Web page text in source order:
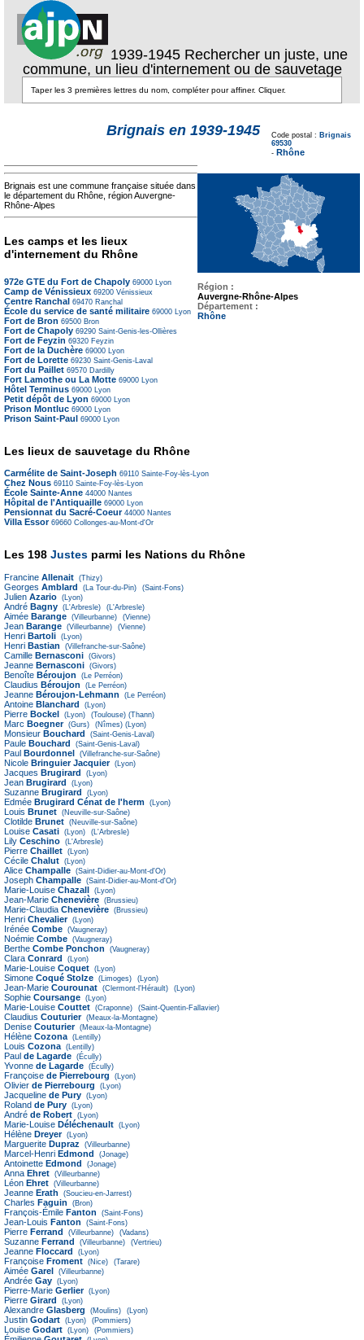
1939-1945 Rechercher un juste, une
commune, un lieu d'internement ou de sauvetage
Brignais en 1939-1945
Code postal : Brignais
69530
- Rhône
Région :
Auvergne-Rhône-Alpes
Département :
Rhône
Brignais est une commune française située dans
le département du Rhône, région Auvergne-
Rhône-Alpes
Les camps et les lieux
d'internement du Rhône
972e GTE du Fort de Chapoly 69000 Lyon
Camp de Vénissieux 69200 Vénissieux
Centre Ranchal 69470 Ranchal
École du service de santé militaire 69000 Lyon
Fort de Bron 69500 Bron
Fort de Chapoly 69290 Saint-Genis-les-Ollières
Fort de Feyzin 69320 Feyzin
Fort de la Duchère 69000 Lyon
Fort de Lorette 69230 Saint-Genis-Laval
Fort du Paillet 69570 Dardilly
Fort Lamothe ou La Motte 69000 Lyon
Hôtel Terminus 69000 Lyon
Petit dépôt de Lyon 69000 Lyon
Prison Montluc 69000 Lyon
Prison Saint-Paul 69000 Lyon
Les lieux de sauvetage du Rhône
Carmélite de Saint-Joseph 69110 Sainte-Foy-lès-Lyon
Chez Nous 69110 Sainte-Foy-lès-Lyon
École Sainte-Anne 44000 Nantes
Hôpital de l'Antiquaille 69000 Lyon
Pensionnat du Sacré-Coeur 44000 Nantes
Villa Essor 69660 Collonges-au-Mont-d'Or
Les 198 Justes parmi les Nations du Rhône
Francine Allenait (Thizy)
Georges Amblard (La Tour-du-Pin) (Saint-Fons)
Julien Azario (Lyon)
André Bagny (L'Arbresle) (L'Arbresle)
Aimée Barange (Villeurbanne) (Vienne)
Jean Barange (Villeurbanne) (Vienne)
Henri Bartoli (Lyon)
Henri Bastian (Villefranche-sur-Saône)
Camille Bernasconi (Givors)
Jeanne Bernasconi (Givors)
Benoîte Béroujon (Le Perréon)
Claudius Béroujon (Le Perréon)
Jeanne Béroujon-Lehmann (Le Perréon)
Antoine Blanchard (Lyon)
Pierre Bockel (Lyon) (Toulouse) (Thann)
Marc Boegner (Gurs) (Nîmes) (Lyon)
Monsieur Bouchard (Saint-Genis-Laval)
Paule Bouchard (Saint-Genis-Laval)
Paul Bourdonnel (Villefranche-sur-Saône)
Nicole Bringuier Jacquier (Lyon)
Jacques Brugirard (Lyon)
Jean Brugirard (Lyon)
Suzanne Brugirard (Lyon)
Edmée Brugirard Cénat de l'herm (Lyon)
Louis Brunet (Neuville-sur-Saône)
Clotilde Brunet (Neuville-sur-Saône)
Louise Casati (Lyon) (L'Arbresle)
Lily Ceschino (L'Arbresle)
Pierre Chaillet (Lyon)
Cécile Chalut (Lyon)
Alice Champalle (Saint-Didier-au-Mont-d'Or)
Joseph Champalle (Saint-Didier-au-Mont-d'Or)
Marie-Louise Chazall (Lyon)
Jean-Marie Chenevière (Brussieu)
Marie-Claudia Chenevière (Brussieu)
Henri Chevalier (Lyon)
Irénée Combe (Vaugneray)
Noémie Combe (Vaugneray)
Berthe Combe Ponchon (Vaugneray)
Clara Conrard (Lyon)
Marie-Louise Coquet (Lyon)
Simone Coqué Stolze (Limoges) (Lyon)
Jean-Marie Courounat (Clermont-l'Hérault) (Lyon)
Sophie Coursange (Lyon)
Marie-Louise Couttet (Craponne) (Saint-Quentin-Fallavier)
Claudius Couturier (Meaux-la-Montagne)
Denise Couturier (Meaux-la-Montagne)
Hélène Cozona (Lentilly)
Louis Cozona (Lentilly)
Paul de Lagarde (Écully)
Yvonne de Lagarde (Écully)
Françoise de Pierrebourg (Lyon)
Olivier de Pierrebourg (Lyon)
Jacqueline de Pury (Lyon)
Roland de Pury (Lyon)
André de Robert (Lyon)
Marie-Louise Déléchenault (Lyon)
Hélène Dreyer (Lyon)
Marguerite Dupraz (Villeurbanne)
Marcel-Henri Edmond (Jonage)
Antoinette Edmond (Jonage)
Anna Ehret (Villeurbanne)
Léon Ehret (Villeurbanne)
Jeanne Erath (Soucieu-en-Jarrest)
Charles Faguin (Bron)
François-Émile Fanton (Saint-Fons)
Jean-Louis Fanton (Saint-Fons)
Pierre Ferrand (Villeurbanne) (Vadans)
Suzanne Ferrand (Villeurbanne) (Vertrieu)
Jeanne Floccard (Lyon)
Françoise Froment (Nice) (Tarare)
Aimée Garel (Villeurbanne)
Andrée Gay (Lyon)
Pierre-Marie Gerlier (Lyon)
Pierre Girard (Lyon)
Alexandre Glasberg (Moulins) (Lyon)
Justin Godart (Lyon) (Pommiers)
Louise Godart (Lyon) (Pommiers)